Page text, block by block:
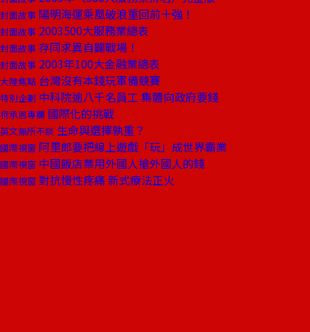
封面故事 陽明海運乘風破浪重回前十強！
封面故事 2003500大服務業總表
封面故事 存同求異自闢戰場！
封面故事 2003年100大金融業總表
大陸焦點 台灣沒有本錢玩軍備競賽
特別企劃 中科院逾八千名員工 集體向政府要錢
柯承恩專欄 國際化的挑戰
英文無所不談 生命與選擇孰重？
國際視窗 阿里郎要把線上遊戲「玩」成世界霸業
國際視窗 中國飯店業用外國人搶外國人的錢
國際視窗 對抗慢性疼痛 新式療法正火